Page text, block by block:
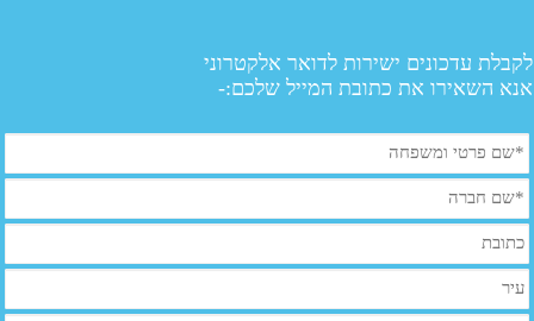
לקבלת עדכונים ישירות לדואר אלקטרוני
אנא השאירו את כתובת המייל שלכם:-